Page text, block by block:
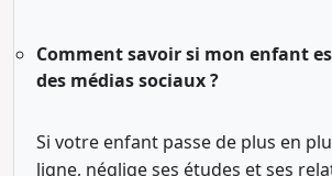
Comment savoir si mon enfant
des médias sociaux ?
Si votre enfant passe de plus en
ligne, néglige ses études et ses